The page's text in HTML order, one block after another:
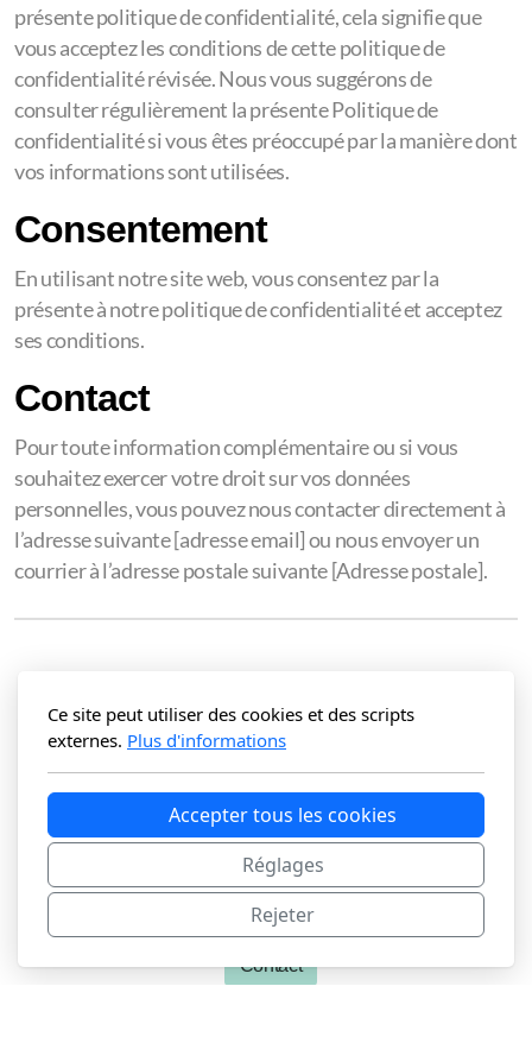
présente politique de confidentialité, cela signifie que
vous acceptez les conditions de cette politique de
confidentialité révisée. Nous vous suggérons de
consulter régulièrement la présente Politique de
confidentialité si vous êtes préoccupé par la manière dont
vos informations sont utilisées.
Consentement
En utilisant notre site web, vous consentez par la
présente à notre politique de confidentialité et acceptez
ses conditions.
Contact
Pour toute information complémentaire ou si vous
souhaitez exercer votre droit sur vos données
personnelles, vous pouvez nous contacter directement à
l’adresse suivante [adresse email] ou nous envoyer un
courrier à l’adresse postale suivante [Adresse postale].
Rejoins moi sur mes réseaux
Contact
Ce site peut utiliser des cookies et des scripts
externes. Plus d'informations
Accepter tous les cookies
Réglages
Rejeter